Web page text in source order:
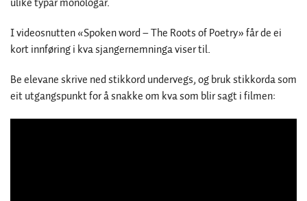
I videosnutten «Spoken word – The Roots of Poetry» får de ei
kort innføring i kva sjangernemninga viser til.
Be elevane skrive ned stikkord undervegs, og bruk stikkorda som
eit utgangspunkt for å snakke om kva som blir sagt i filmen: